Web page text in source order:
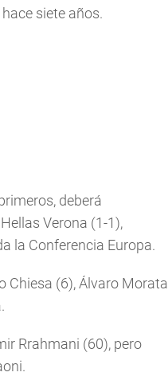
siete años.
deberá
Verona (1-1),
la Conferencia Europa.
Chiesa (6), Álvaro Morata
Rrahmani (60), pero